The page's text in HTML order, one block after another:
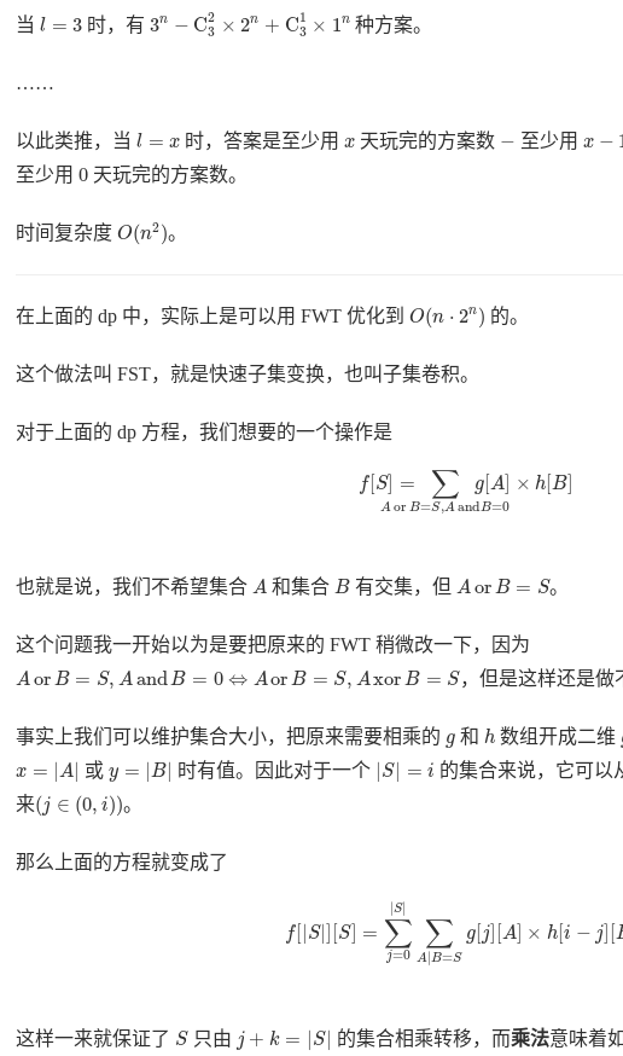
当 l = 3
l= 时，有3n − C2
3 × 2n + C1
3 × 1n
3n 32× n+C ×1
种方案。
……
以此类推，当 l = x
l= 时，答案是至少用x
x 天玩完的方案数 − 至少用x −
x−
至少用 0
0 天玩完的方案数。
时间复杂度 O(n2)
O(n 2) 。
在上面的 dp 中，实际上是可以用 FWT 优化到 O(n ⋅ 2n)
O(n n) 的。
这个做法叫 FST，就是快速子集变换，也叫子集卷积。
对于上面的 dp 方程，我们想要的一个操作是
f[S] = ∑
A or B=S,A andB=0
g[A] × h[B]
[S]= orB= A and = 0g[
也就是说，我们不希望集合 A
A 和集合 B
B 有交集，但 Aor B = S
A B= 。
这个问题我一开始以为是要把原来的 FWT 稍微改一下，因为
Aor B = S, AandB = 0 ⇔ Aor B = S, AxorB = S
A B= andB ⇔A B = S A B= ，但是这样还是做
事实上我们可以维护集合大小，把原来需要相乘的 g
g 和 h
h 数组开成二维
x = |A|
| 或y = |B|
| 时有值。因此对于一个 |S| = i
| S|= 的集合来说，它可以
来(j ∈ (0, i))
(j ∈( 0,i) 。
那么上面的方程就变成了
f[ S| S] =
S|
∑
j=0 ∑
A|B=S
g[ j] A] × h[ i − j [
=0
这样一来就保证了 S
S只由 j + k = S|
+ k =| 的集合相乘转移，而乘法意味着